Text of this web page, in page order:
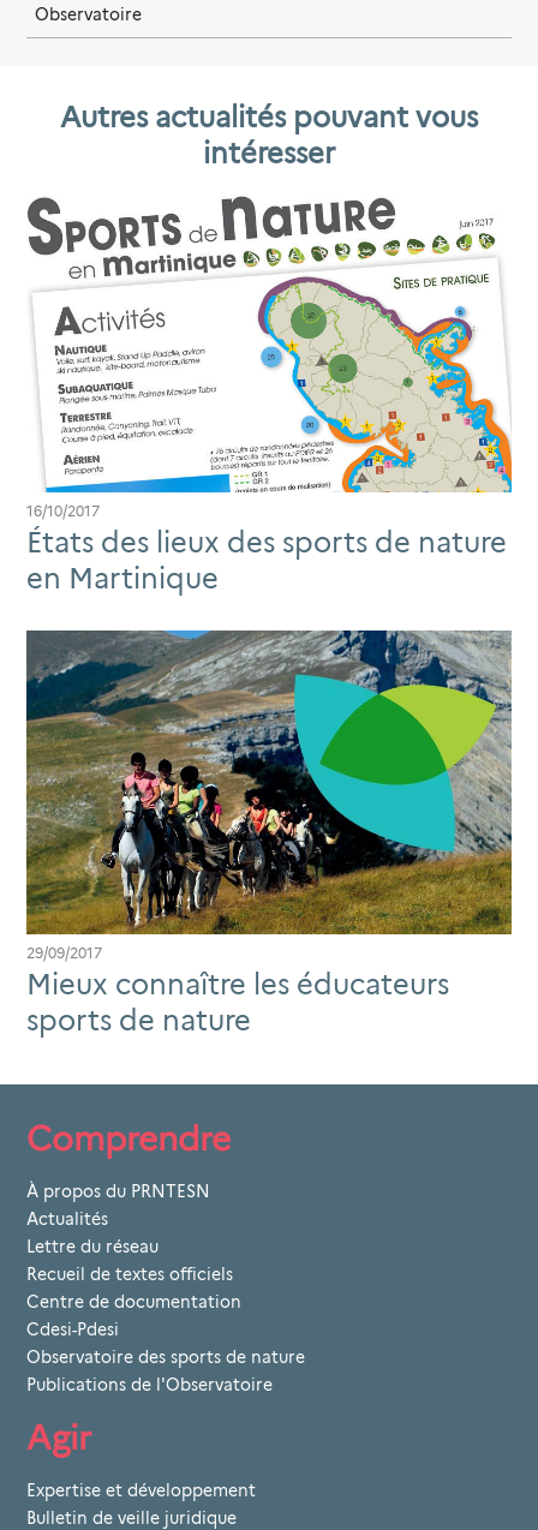
Observatoire
Autres actualités pouvant vous
intéresser
16/10/2017
États des lieux des sports de nature
en Martinique
29/09/2017
Mieux connaître les éducateurs
sports de nature
Comprendre
À propos du PRNTESN
Actualités
Lettre du réseau
Recueil de textes officiels
Centre de documentation
Cdesi-Pdesi
Observatoire des sports de nature
Publications de l'Observatoire
Agir
Expertise et développement
Bulletin de veille juridique